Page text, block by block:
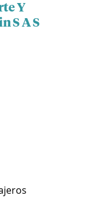
Y
S A S